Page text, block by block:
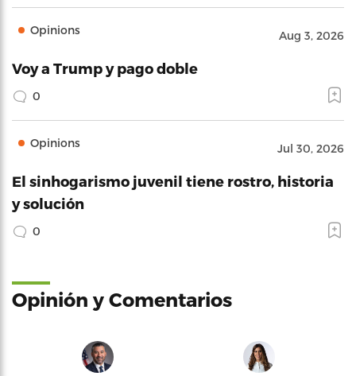
Opinions Aug 3, 2026
Voy a Trump y pago doble
0
Opinions Jul 30, 2026
El sinhogarismo juvenil tiene rostro, historia
y solución
0
Opinión y Comentarios